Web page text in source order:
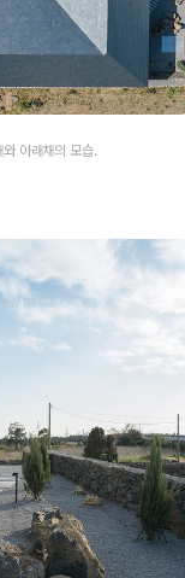
아래채의 모습.